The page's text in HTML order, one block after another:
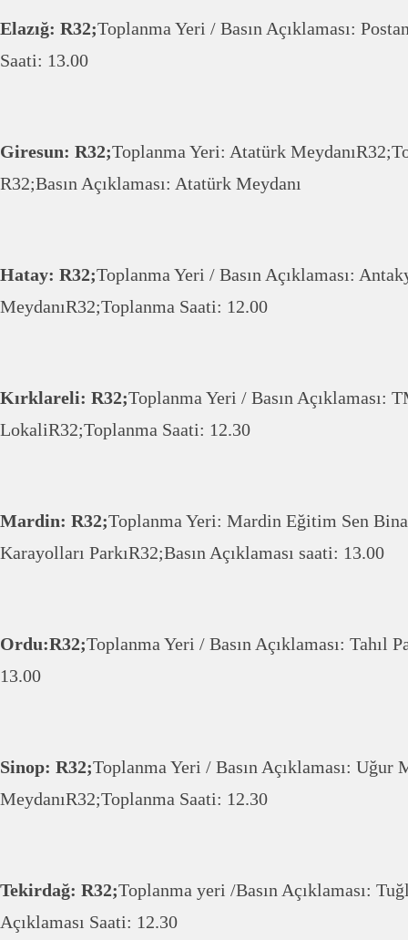
Elazığ: R32;Toplanma Yeri / Basın Açıklaması:
Saati: 13.00
Giresun: R32;Toplanma Yeri: Atatürk
R32;Basın Açıklaması: Atatürk Meydanı
Hatay: R32;Toplanma Yeri / Basın Açıklaması:
MeydanıR32;Toplanma Saati: 12.00
Kırklareli: R32;Toplanma Yeri / Basın Açıklaması:
LokaliR32;Toplanma Saati: 12.30
Mardin: R32;Toplanma Yeri: Mardin Eğitim Sen
Karayolları ParkıR32;Basın Açıklaması saati: 13.00
Ordu:R32;Toplanma Yeri / Basın Açıklaması: Tahıl
13.00
Sinop: R32;Toplanma Yeri / Basın Açıklaması: Uğur
MeydanıR32;Toplanma Saati: 12.30
Tekirdağ: R32;Toplanma yeri /Basın Açıklaması:
Açıklaması Saati: 12.30